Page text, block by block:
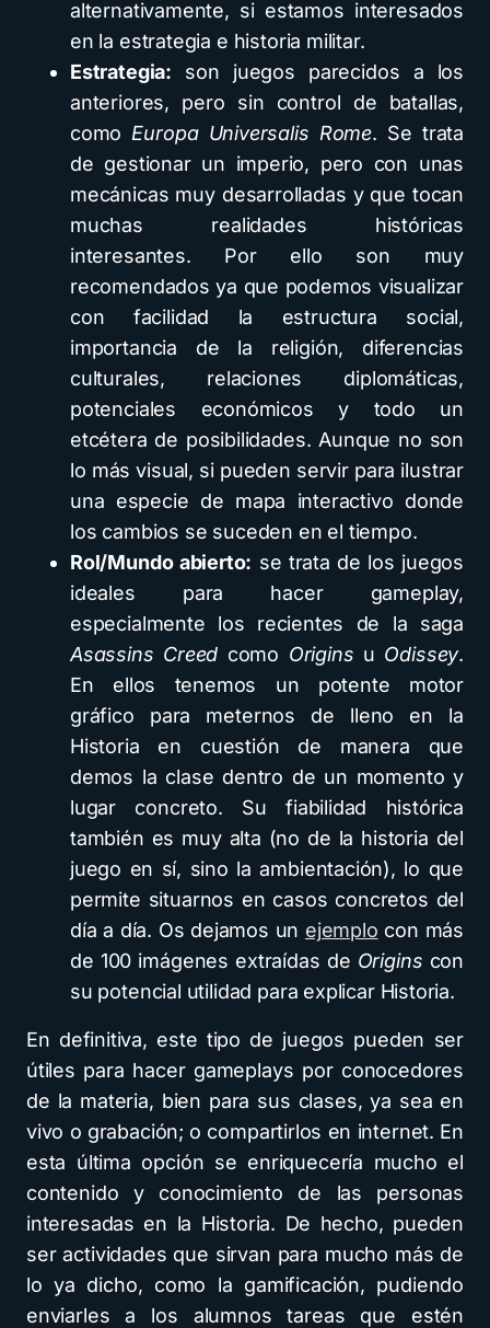
alternativamente, si estamos interesados
en la estrategia e historia militar.
Estrategia: son juegos parecidos a los
anteriores, pero sin control de batallas,
como Europa Universalis Rome. Se trata
de gestionar un imperio, pero con unas
mecánicas muy desarrolladas y que tocan
muchas realidades históricas
interesantes. Por ello son muy
recomendados ya que podemos visualizar
con facilidad la estructura social,
importancia de la religión, diferencias
culturales, relaciones diplomáticas,
potenciales económicos y todo un
etcétera de posibilidades. Aunque no son
lo más visual, si pueden servir para ilustrar
una especie de mapa interactivo donde
los cambios se suceden en el tiempo.
Rol/Mundo abierto: se trata de los juegos
ideales para hacer gameplay,
especialmente los recientes de la saga
Asassins Creed como Origins u Odissey.
En ellos tenemos un potente motor
gráfico para meternos de lleno en la
Historia en cuestión de manera que
demos la clase dentro de un momento y
lugar concreto. Su fiabilidad histórica
también es muy alta (no de la historia del
juego en sí, sino la ambientación), lo que
permite situarnos en casos concretos del
día a día. Os dejamos un ejemplo con más
de 100 imágenes extraídas de Origins con
su potencial utilidad para explicar Historia.
En definitiva, este tipo de juegos pueden ser
útiles para hacer gameplays por conocedores
de la materia, bien para sus clases, ya sea en
vivo o grabación; o compartirlos en internet. En
esta última opción se enriquecería mucho el
contenido y conocimiento de las personas
interesadas en la Historia. De hecho, pueden
ser actividades que sirvan para mucho más de
lo ya dicho, como la gamificación, pudiendo
enviarles a los alumnos tareas que estén